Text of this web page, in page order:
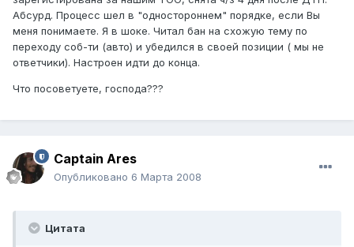
Абсурд. Процесс шел в "одностороннем" порядке, если Вы
меня понимаете. Я в шоке. Читал бан на схожую тему по
переходу соб-ти (авто) и убедился в своей позиции ( мы не
ответчики). Настроен идти до конца.
Что посоветуете, господа???
Captain Ares
Опубликовано 6 Марта 2008
Цитата